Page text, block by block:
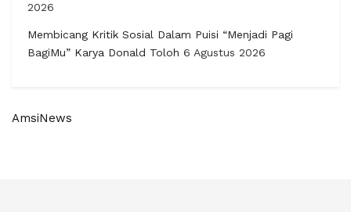
2026
Membicang Kritik Sosial Dalam Puisi “Menjadi Pagi
BagiMu” Karya Donald Toloh 6 Agustus 2026
AmsiNews